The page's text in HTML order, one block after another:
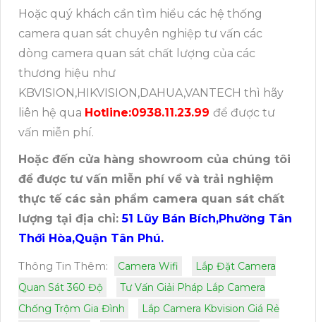
Hoặc quý khách cần tìm hiểu các hệ thống
camera quan sát chuyên nghiệp tư vấn các
dòng camera quan sát chất lượng của các
thương hiệu như
KBVISION,HIKVISION,DAHUA,VANTECH thì hãy
liên hệ qua Hotline:0938.11.23.99 để được tư
vấn miễn phí.
Hoặc đến cửa hàng showroom của chúng tôi
để được tư vấn miễn phí về và trải nghiệm
thực tế các sản phẩm camera quan sát chất
lượng tại địa chỉ: 51 Lũy Bán Bích,Phường Tân
Thới Hòa,Quận Tân Phú.
Thông Tin Thêm: Camera Wifi
Lắp Đặt Camera
Quan Sát 360 Độ
Tư Vấn Giải Pháp Lắp Camera
Chống Trộm Gia Đình
Lắp Camera Kbvision Giá Rẻ